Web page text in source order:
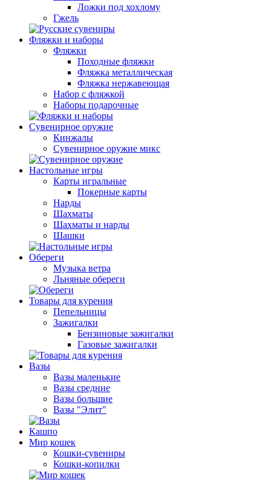
Ложки под хохлому
Гжель
Фляжки и наборы
Фляжки
Походные фляжки
Фляжка металлическая
Фляжка нержавеющая
Набор с фляжкой
Наборы подарочные
Сувенирное оружие
Кинжалы
Сувенирное оружие микс
Настольные игры
Карты игральные
Покерные карты
Нарды
Шахматы
Шахматы и нарды
Шашки
Обереги
Музыка ветра
Льняные обереги
Товары для курения
Пепельницы
Зажигалки
Бензиновые зажигалки
Газовые зажигалки
Вазы
Вазы маленькие
Вазы средние
Вазы большие
Вазы "Элит"
Кашпо
Мир кошек
Кошки-сувениры
Кошки-копилки